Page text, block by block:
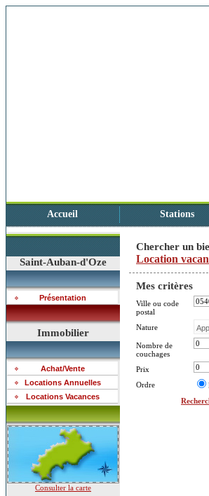
Accueil Stations
Saint-Auban-d'Oze
Présentation
Immobilier
Achat/Vente
Locations Annuelles
Locations Vacances
Consulter la carte
Chercher un
Location
Mes critères
Ville ou code
postal
Nature
Nombre de
couchages
Prix
Ordre